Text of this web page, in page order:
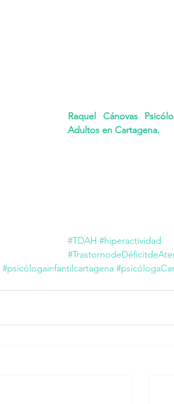
Raquel Cánovas
Adultos en Cartagena.
#TDAH #hiperactividad
#psicólogainfantilcartagena